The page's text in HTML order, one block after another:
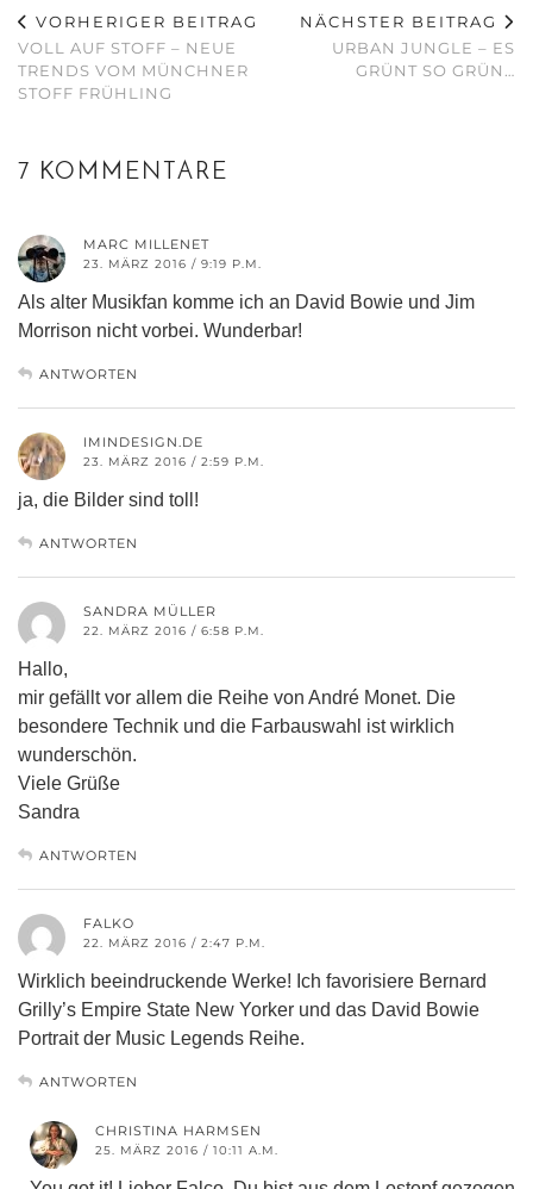
VORHERIGER BEITRAG
VOLL AUF STOFF – NEUE
TRENDS VOM MÜNCHNER
STOFF FRÜHLING
NÄCHSTER BEITRAG
URBAN JUNGLE – ES
GRÜNT SO GRÜN…
7 KOMMENTARE
MARC MILLENET
23. MÄRZ 2016 / 9:19 P.M.
Als alter Musikfan komme ich an David Bowie und Jim
Morrison nicht vorbei. Wunderbar!
ANTWORTEN
IMINDESIGN.DE
23. MÄRZ 2016 / 2:59 P.M.
ja, die Bilder sind toll!
ANTWORTEN
SANDRA MÜLLER
22. MÄRZ 2016 / 6:58 P.M.
Hallo,
mir gefällt vor allem die Reihe von André Monet. Die
besondere Technik und die Farbauswahl ist wirklich
wunderschön.
Viele Grüße
Sandra
ANTWORTEN
FALKO
22. MÄRZ 2016 / 2:47 P.M.
Wirklich beeindruckende Werke! Ich favorisiere Bernard
Grilly’s Empire State New Yorker und das David Bowie
Portrait der Music Legends Reihe.
ANTWORTEN
CHRISTINA HARMSEN
25. MÄRZ 2016 / 10:11 A.M.